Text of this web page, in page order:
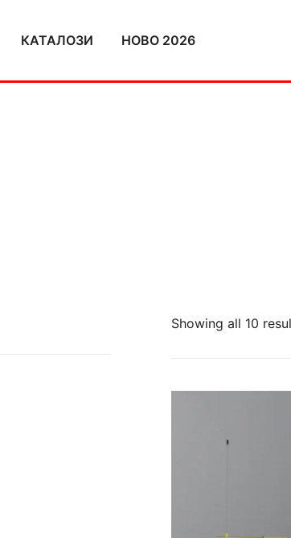
КАТАЛОЗИ НОВО 2026
Showing all 10